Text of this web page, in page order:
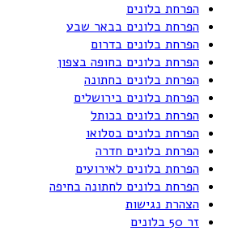
הפרחת בלונים
הפרחת בלונים בבאר שבע
הפרחת בלונים בדרום
הפרחת בלונים בחופה בצפון
הפרחת בלונים בחתונה
הפרחת בלונים בירושלים
הפרחת בלונים בכותל
הפרחת בלונים בסלואו
הפרחת בלונים חדרה
הפרחת בלונים לאירועים
הפרחת בלונים לחתונה בחיפה
הצהרת נגישות
זר 50 בלונים